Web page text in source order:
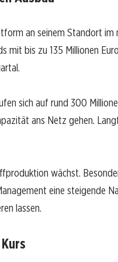
an seinem Standort
mit bis zu 135 Millionen
sich auf rund 300
ans Netz gehen.
wächst.
eine steigende
lassen.